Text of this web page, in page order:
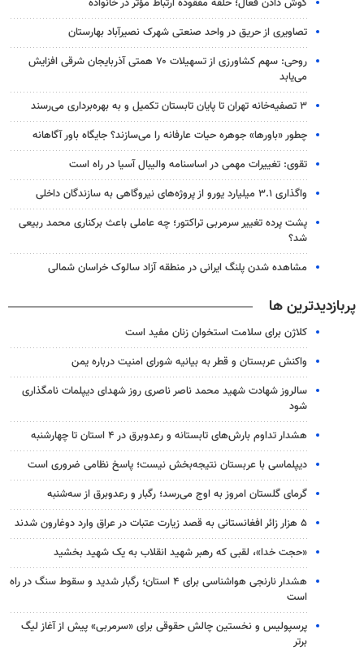
تصاویری از حریق در واحد صنعتی شهرک نصیرآباد بهارستان
روحی: سهم کشاورزی از تسهیلات ۷۰ همتی آذربایجان شرقی افزایش
می‌یابد
۳ ﺗﺼﻔﻴﻪ‌ﺧﺎﻧﻪ‌ تهران تا پایان تابستان تکمیل و به بهره‌برداری می‌رسند
چطور «باورها» جوهره حیات عارفانه را می‌سازند؟ جایگاه باور آگاهانه
تقوی: تغییرات مهمی در اساسنامه والیبال آسیا در راه است
واگذاری ۳.۱ میلیارد یورو از پروژه‌های نیروگاهی به سازندگان داخلی
پشت پرده تغییر سرمربی تراکتور؛ چه عاملی باعث برکناری محمد ربیعی
شد؟
مشاهده شدن پلنگ ایرانی در منطقه آزاد سالوک خراسان شمالی
پربازدیدترین ها
کلاژن برای سلامت استخوان زنان مفید است
واکنش عربستان و قطر به بیانیه شورای امنیت درباره یمن
سالروز شهادت شهید محمد ناصر ناصری روز شهدای دیپلمات نامگذاری
شود
هشدار تداوم بارش‌های تابستانه و رعدوبرق در ۴ استان تا چهارشنبه
دیپلماسی با عربستان نتیجه‌بخش نیست؛ پاسخ نظامی ضروری است
گرمای گلستان امروز به اوج می‌رسد؛ رگبار و رعدوبرق از سه‌شنبه
۵ هزار زائر افغانستانی به قصد زیارت عتبات در عراق وارد دوغارون شدند
«حجت خدا»، لقبی که رهبر شهید انقلاب به یک شهید بخشید
هشدار نارنجی هواشناسی برای ۴ استان؛ رگبار شدید و سقوط سنگ در راه
است
پرسپولیس و نخستین چالش حقوقی برای «سرمربی» پیش از آغاز لیگ
برتر